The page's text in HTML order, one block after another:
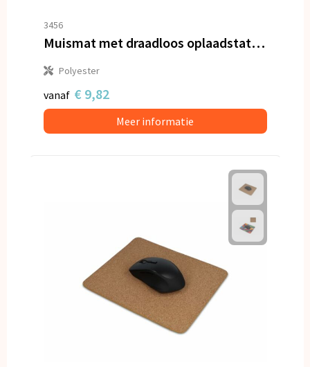
3456
Muismat met draadloos oplaadstation 5W
Polyester
vanaf € 9,82
Meer informatie